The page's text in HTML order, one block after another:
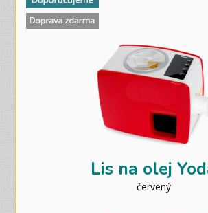
Lis na olej
červený